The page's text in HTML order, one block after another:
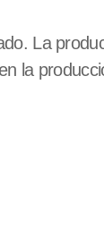
La
la